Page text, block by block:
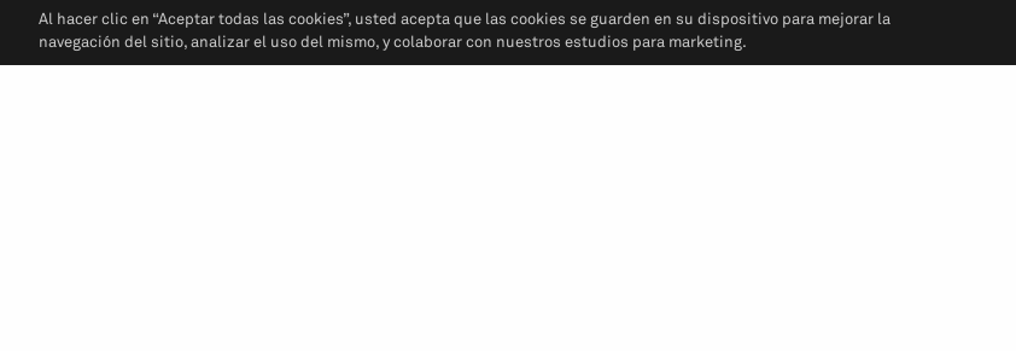
Al hacer clic en “Aceptar todas las cookies”, usted acepta que las cookies se guarden en su dispositivo para mejorar la
navegación del sitio, analizar el uso del mismo, y colaborar con nuestros estudios para marketing.